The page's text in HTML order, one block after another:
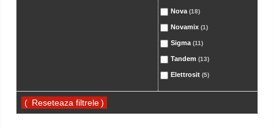
Nova (18)
Novamix (1)
Sigma (11)
Tandem (13)
Elettrosit (5)
( )